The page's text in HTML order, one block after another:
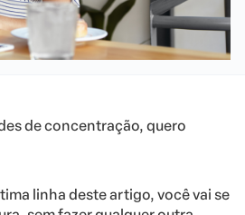
de concentração, quero
linha deste artigo, você vai se